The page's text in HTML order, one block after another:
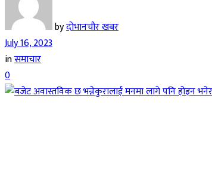
byदोभानचौर खबर
July 16, 2023
inसमाचार
0